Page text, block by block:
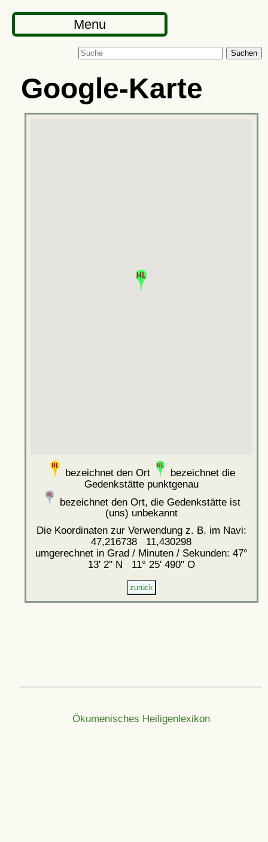
Menu
Suchen
Google-Karte
bezeichnet den Ort
bezeichnet die
Gedenkstätte punktgenau
bezeichnet den Ort, die Gedenkstätte ist
(uns) unbekannt
Die Koordinaten zur Verwendung z. B. im Navi:
47,216738 11,430298
umgerechnet in Grad / Minuten / Sekunden: 47°
13' 2'' N 11° 25' 490'' O
Ökumenisches Heiligenlexikon